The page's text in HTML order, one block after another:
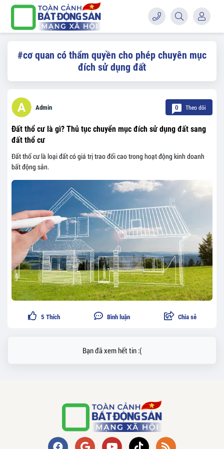
#cơ quan có thẩm quyền cho phép chuyên mục
đích sử dụng đất
Admin 0 Theo dõi
Đất thổ cư là gì? Thủ tục chuyển mục đích sử dụng đất sang
đất thổ cư
Đất thổ cư là loại đất có giá trị trao đổi cao trong hoạt động kinh doanh
bất động sản.
5 Thích Bình luận Chia sẻ
Bạn đã xem hết tin :(